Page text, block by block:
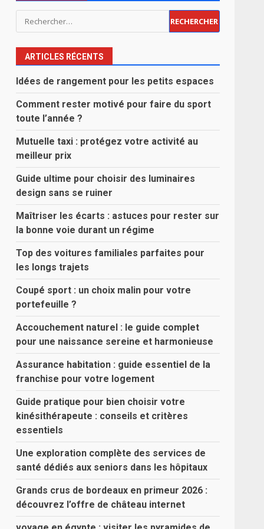
Rechercher :
ARTICLES RÉCENTS
Idées de rangement pour les petits espaces
Comment rester motivé pour faire du sport
toute l’année ?
Mutuelle taxi : protégez votre activité au
meilleur prix
Guide ultime pour choisir des luminaires
design sans se ruiner
Maîtriser les écarts : astuces pour rester sur
la bonne voie durant un régime
Top des voitures familiales parfaites pour
les longs trajets
Coupé sport : un choix malin pour votre
portefeuille ?
Accouchement naturel : le guide complet
pour une naissance sereine et harmonieuse
Assurance habitation : guide essentiel de la
franchise pour votre logement
Guide pratique pour bien choisir votre
kinésithérapeute : conseils et critères
essentiels
Une exploration complète des services de
santé dédiés aux seniors dans les hôpitaux
Grands crus de bordeaux en primeur 2026 :
découvrez l’offre de château internet